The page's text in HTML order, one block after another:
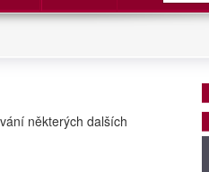
některých dalších